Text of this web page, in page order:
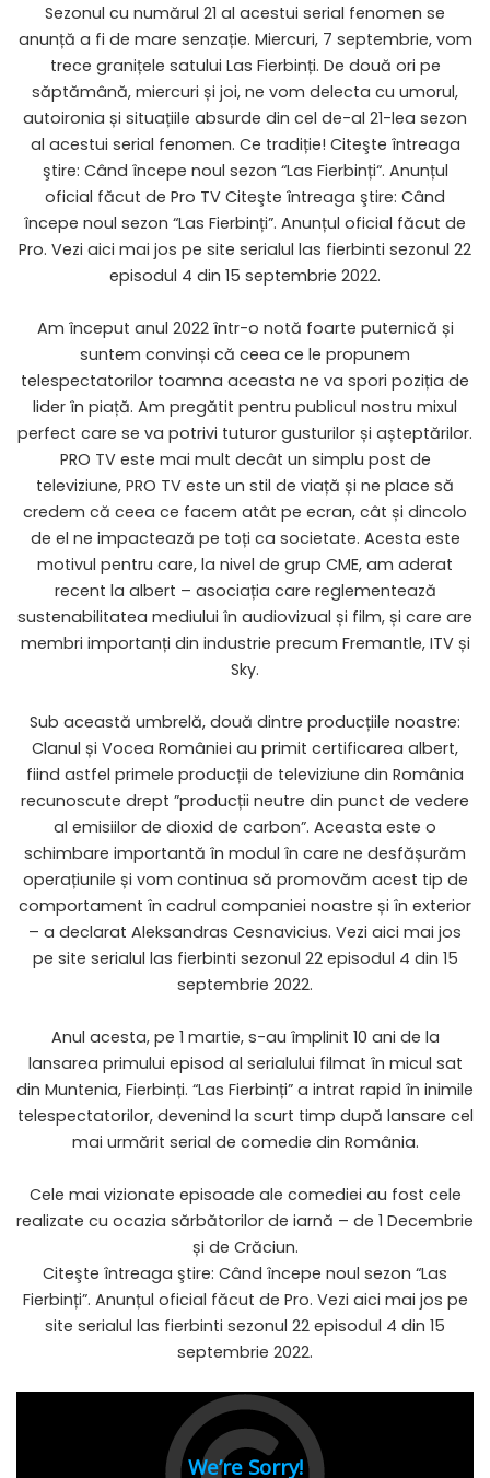
Sezonul cu numărul 21 al acestui serial fenomen se
anunță a fi de mare senzație. Miercuri, 7 septembrie, vom
trece granițele satului Las Fierbinți. De două ori pe
săptămână, miercuri și joi, ne vom delecta cu umorul,
autoironia și situațiile absurde din cel de-al 21-lea sezon
al acestui serial fenomen. Ce tradiție! Citeşte întreaga
ştire: Când începe noul sezon “Las Fierbinți“. Anunțul
oficial făcut de Pro TV Citeşte întreaga ştire: Când
începe noul sezon “Las Fierbinți”. Anunțul oficial făcut de
Pro. Vezi aici mai jos pe site serialul las fierbinti sezonul 22
episodul 4 din 15 septembrie 2022.
Am început anul 2022 într-o notă foarte puternică și
suntem convinși că ceea ce le propunem
telespectatorilor toamna aceasta ne va spori poziția de
lider în piață. Am pregătit pentru publicul nostru mixul
perfect care se va potrivi tuturor gusturilor și așteptărilor.
PRO TV este mai mult decât un simplu post de
televiziune, PRO TV este un stil de viață și ne place să
credem că ceea ce facem atât pe ecran, cât și dincolo
de el ne impactează pe toți ca societate. Acesta este
motivul pentru care, la nivel de grup CME, am aderat
recent la albert – asociația care reglementează
sustenabilitatea mediului în audiovizual și film, și care are
membri importanți din industrie precum Fremantle, ITV și
Sky.
Sub această umbrelă, două dintre producțiile noastre:
Clanul și Vocea României au primit certificarea albert,
fiind astfel primele producții de televiziune din România
recunoscute drept ”producții neutre din punct de vedere
al emisiilor de dioxid de carbon”. Aceasta este o
schimbare importantă în modul în care ne desfășurăm
operațiunile și vom continua să promovăm acest tip de
comportament în cadrul companiei noastre și în exterior
– a declarat Aleksandras Cesnavicius. Vezi aici mai jos
pe site serialul las fierbinti sezonul 22 episodul 4 din 15
septembrie 2022.
Anul acesta, pe 1 martie, s-au împlinit 10 ani de la
lansarea primului episod al serialului filmat în micul sat
din Muntenia, Fierbinți. “Las Fierbinți” a intrat rapid în inimile
telespectatorilor, devenind la scurt timp după lansare cel
mai urmărit serial de comedie din România.
Cele mai vizionate episoade ale comediei au fost cele
realizate cu ocazia sărbătorilor de iarnă – de 1 Decembrie
și de Crăciun.
Citeşte întreaga ştire: Când începe noul sezon “Las
Fierbinți”. Anunțul oficial făcut de Pro. Vezi aici mai jos pe
site serialul las fierbinti sezonul 22 episodul 4 din 15
septembrie 2022.